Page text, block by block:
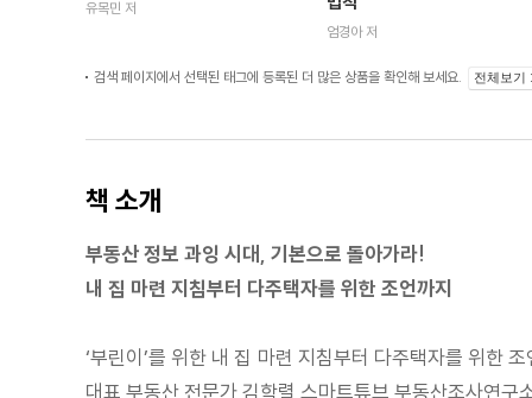
유목민 저
엄경아 저
검색 페이지에서 선택된 태그에 등록된 더 많은 상품을 확인해 보세요. 전체보기
책 소개
부동산 정보 과잉 시대, 기본으로 돌아가라!
내 집 마련 지침부터 다주택자를 위한 조언까지
‘부린이’를 위한 내 집 마련 지침부터 다주택자를 위한
대표 부동산 전문가 김학렬 스마트튜브 부동산조사연